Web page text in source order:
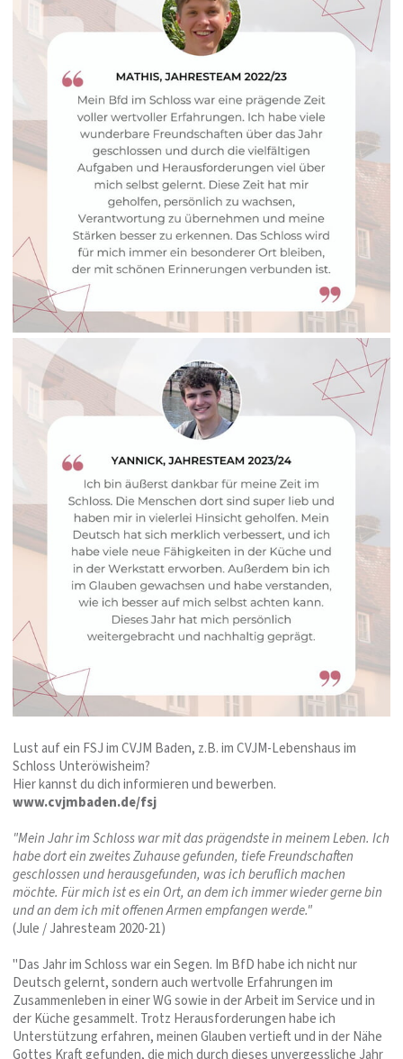
Lust auf ein FSJ im CVJM Baden, z.B. im CVJM-Lebenshaus im
Schloss Unteröwisheim?
Hier kannst du dich informieren und bewerben.
www.cvjmbaden.de/fsj
"Mein Jahr im Schloss war mit das prägendste in meinem Leben. Ich
habe dort ein zweites Zuhause gefunden, tiefe Freundschaften
geschlossen und herausgefunden, was ich beruflich machen
möchte. Für mich ist es ein Ort, an dem ich immer wieder gerne bin
und an dem ich mit offenen Armen empfangen werde."
(Jule / Jahresteam 2020-21)
"Das Jahr im Schloss war ein Segen. Im BfD habe ich nicht nur
Deutsch gelernt, sondern auch wertvolle Erfahrungen im
Zusammenleben in einer WG sowie in der Arbeit im Service und in
der Küche gesammelt. Trotz Herausforderungen habe ich
Unterstützung erfahren, meinen Glauben vertieft und in der Nähe
Gottes Kraft gefunden, die mich durch dieses unvergessliche Jahr